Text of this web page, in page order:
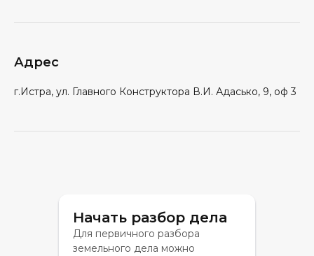
Адрес
г.Истра, ул. Главного Конструктора В.И. Адасько, 9, оф 3
Начать разбор дела
Для первичного разбора
земельного дела можно